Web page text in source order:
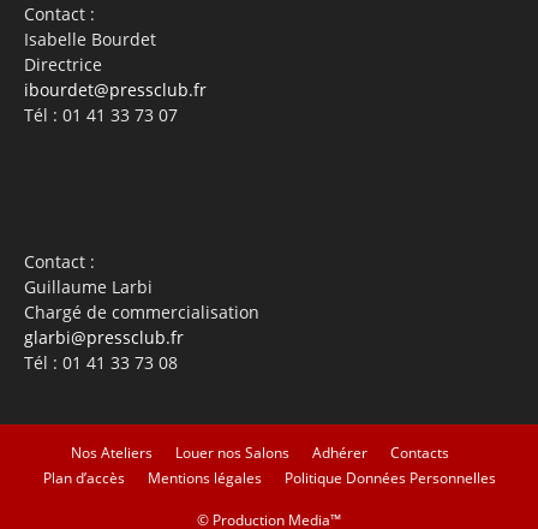
Contact :
Isabelle Bourdet
Directrice
ibourdet@pressclub.fr
Tél : 01 41 33 73 07
Contact :
Guillaume Larbi
Chargé de commercialisation
glarbi@pressclub.fr
Tél : 01 41 33 73 08
Nos Ateliers Louer nos Salons Adhérer
Contacts
Plan d’accès
Mentions légales Politique Données Personnelles
© Production Media™